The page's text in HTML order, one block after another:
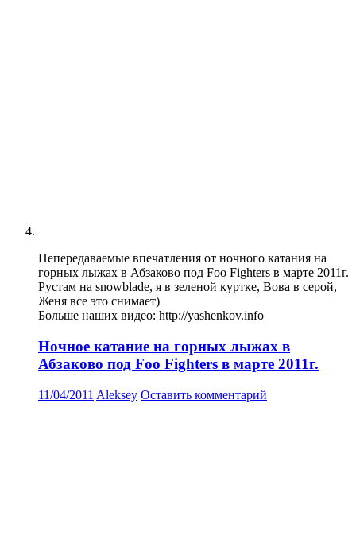
Непередаваемые впечатления от ночного катания на
горных лыжах в Абзаково под Foo Fighters в марте 2011г.
Рустам на snowblade, я в зеленой куртке, Вова в серой,
Женя все это снимает)
Больше наших видео: http://yashenkov.info
Ночное катание на горных лыжах в
Абзаково под Foo Fighters в марте 2011г.
11/04/2011 Aleksey Оставить комментарий